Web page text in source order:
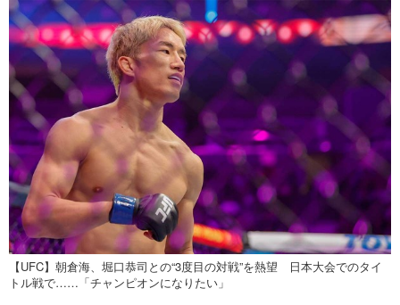
動画
ツアー
文化
芸能
出版／映画
話題
ファッション
デザイン
動画
ライフ
社会
政治
ハウツー
【UFC】朝倉海、堀口恭司との“3度目の対戦”を熱望 日本大会でのタイ
トル戦で……「チャンピオンになりたい」